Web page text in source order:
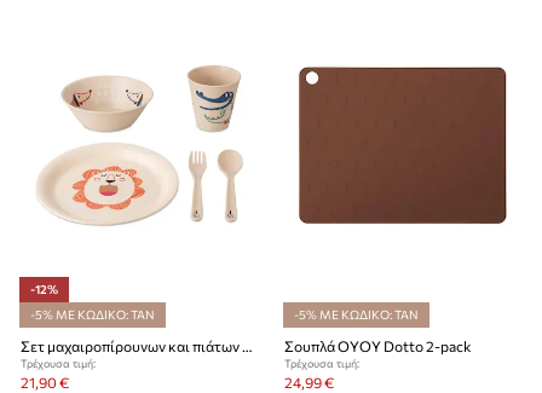
-12%
-5% ΜΕ ΚΩΔΙΚΟ: TAN
Σετ μαχαιροπίρουνων και πιάτων για παιδιά Koziol 5-pack
Τρέχουσα τιμή:
21,90 €
-5% ΜΕ ΚΩΔΙΚΟ: TAN
Σουπλά OYOY Dotto 2-pack
Τρέχουσα τιμή:
24,99 €